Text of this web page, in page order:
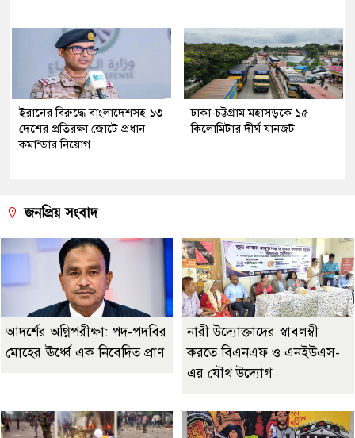
ইরানের বিরুদ্ধে বাংলাদেশসহ ১৩
দেশের প্রতিরক্ষা জোটে প্রধান
কমান্ডার নিয়োগ
ঢাকা-চট্টগ্রাম মহাসড়কে ১৫
কিলোমিটার দীর্ঘ যানজট
জনপ্রিয় সংবাদ
আদর্শের অগ্নিপরীক্ষা: পদ-পদবির
মোহের ঊর্ধ্বে এক নিবেদিত প্রাণ
নারী উদ্যোক্তাদের স্বাবলম্বী
করতে বিএনএফ ও এনইউএস-
এর যৌথ উদ্যোগ